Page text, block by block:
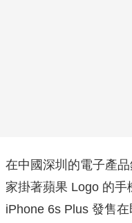
在中國深圳的電子產
家掛著蘋果 Logo 的手
iPhone 6s Plus 發售